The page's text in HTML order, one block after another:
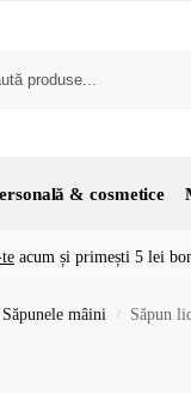
& cosmetice
acum și primești 5 lei
Săpunele mâini / Săpun